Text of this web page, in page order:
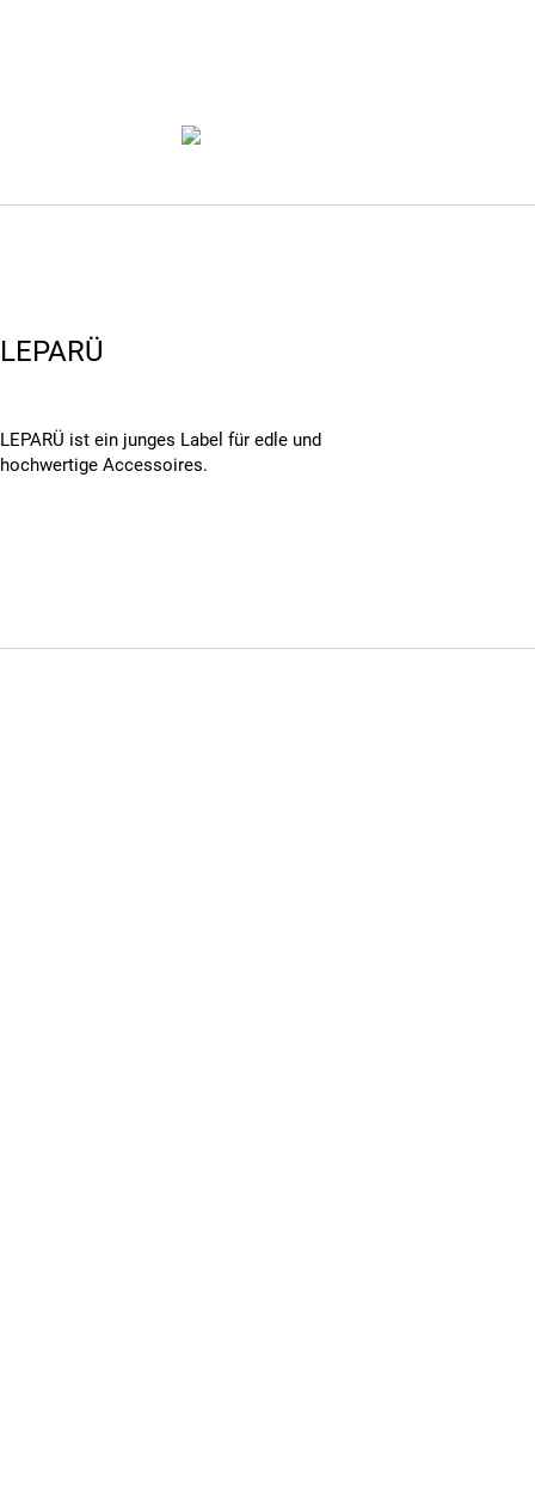
LEPARÜ
LEPARÜ ist ein junges Label für edle und
hochwertige Accessoires.